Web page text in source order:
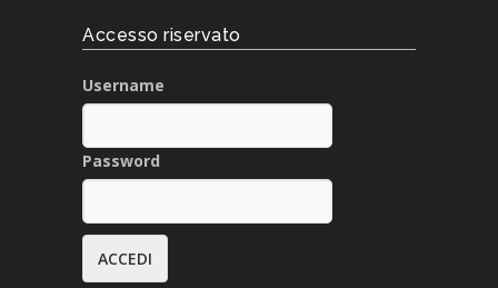
Accesso riservato
Username
Password